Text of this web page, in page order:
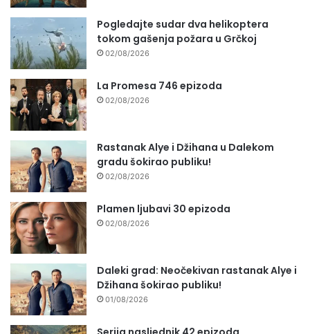
Pogledajte sudar dva helikoptera
tokom gašenja požara u Grčkoj
02/08/2026
La Promesa 746 epizoda
02/08/2026
Rastanak Alye i Džihana u Dalekom
gradu šokirao publiku!
02/08/2026
Plamen ljubavi 30 epizoda
02/08/2026
Daleki grad: Neočekivan rastanak Alye i
Džihana šokirao publiku!
01/08/2026